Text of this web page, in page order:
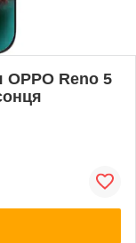
Reno 5